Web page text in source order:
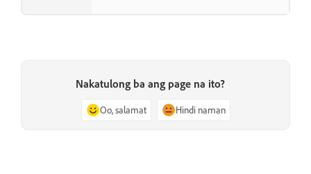
Nakatulong ba ang page na ito?
Oo, salamat Hindi naman